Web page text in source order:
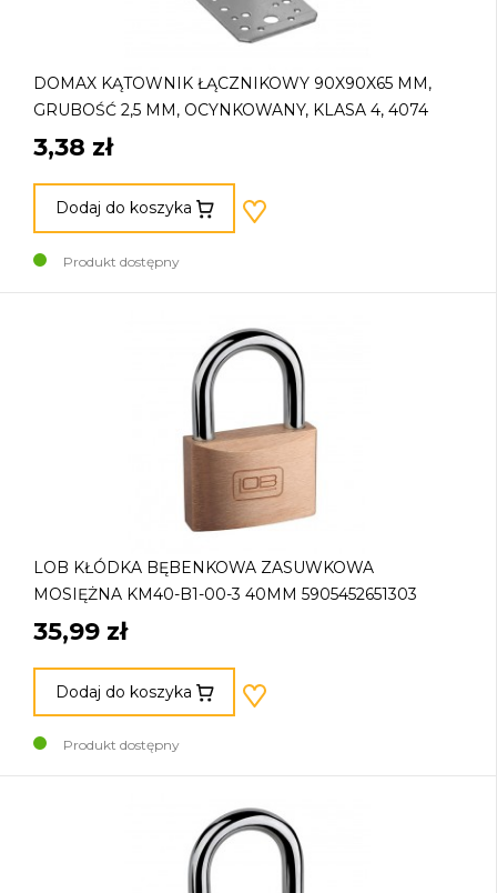
DOMAX KĄTOWNIK ŁĄCZNIKOWY 90X90X65 MM,
GRUBOŚĆ 2,5 MM, OCYNKOWANY, KLASA 4, 4074
3,38 zł
Dodaj do koszyka
Produkt dostępny
LOB KŁÓDKA BĘBENKOWA ZASUWKOWA
MOSIĘŻNA KM40-B1-00-3 40MM 5905452651303
35,99 zł
Dodaj do koszyka
Produkt dostępny